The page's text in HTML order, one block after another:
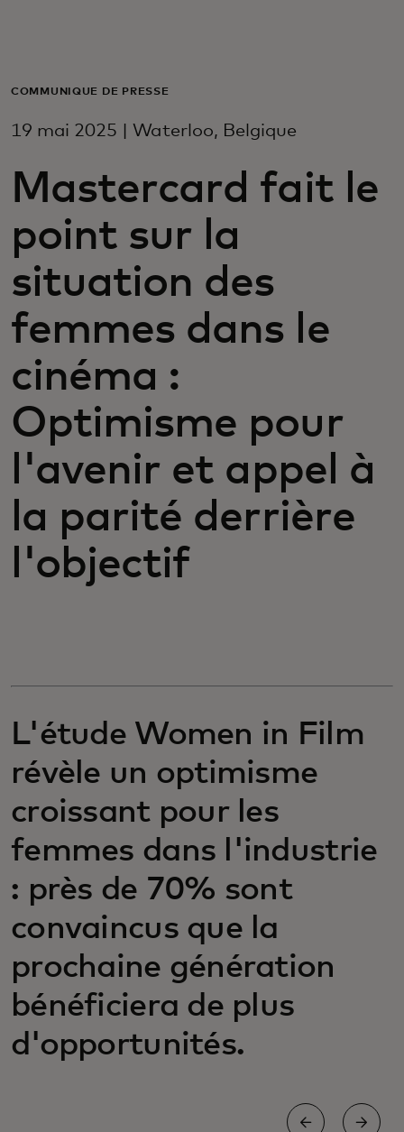
Pour les entreprises
Pour les innovateurs
Actualités et tendances
COMMUNIQUÉ DE PRESSE
19 mai 2025 | Waterloo, Belgique
Mastercard fait le
point sur la
situation des
femmes dans le
cinéma :
Optimisme pour
l'avenir et appel à
la parité derrière
l'objectif
L'étude Women in Film
révèle un optimisme
croissant pour les
femmes dans l'industrie
: près de 70% sont
convaincus que la
prochaine génération
bénéficiera de plus
d'opportunités.